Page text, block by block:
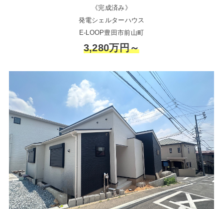
《完成済み》
発電シェルターハウス
E-LOOP豊田市前山町
3,280万円～